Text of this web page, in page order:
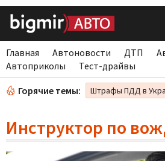
Главная Автоновости ДТП
Автоприколы
Тест-драйвы
Горячие темы: Штрафы ПДД в
Инструктор по